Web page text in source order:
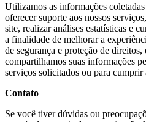
Utilizamos as informações
oferecer suporte aos nossos
site, realizar análises estatísticas e
a finalidade de melhorar a
de segurança e proteção de
compartilhamos suas informações
serviços solicitados ou para
Contato
Se você tiver dúvidas ou